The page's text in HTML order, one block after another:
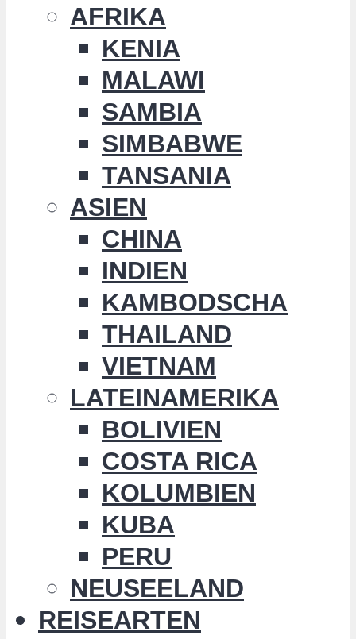
AFRIKA
KENIA
MALAWI
SAMBIA
SIMBABWE
TANSANIA
ASIEN
CHINA
INDIEN
KAMBODSCHA
THAILAND
VIETNAM
LATEINAMERIKA
BOLIVIEN
COSTA RICA
KOLUMBIEN
KUBA
PERU
NEUSEELAND
REISEARTEN